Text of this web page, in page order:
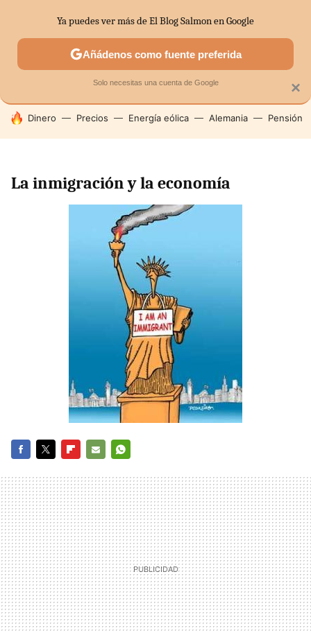
SECTORES ECONOMÍA DOMÉSTICA MERCADOS
HOY SE HABLA DE
Dinero Precios Energía eólica Alemania Pensión
La inmigración y la economía
MAIL
×
Ya puedes ver más de El Blog Salmon en Google
Añádenos como fuente preferida
Solo necesitas una cuenta de Google